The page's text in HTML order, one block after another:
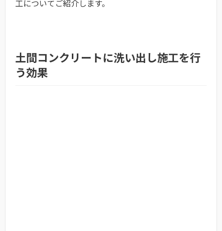
工についてご紹介します。
土間コンクリートに洗い出し施工を行
う効果